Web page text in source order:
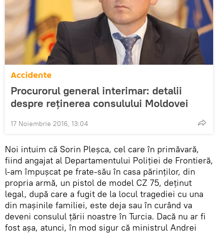
Accidente
Procurorul general interimar: detalii
despre reținerea consulului Moldovei
17 Noiembrie 2016, 13:04
Noi intuim că Sorin Pleșca, cel care în primăvară,
fiind angajat al Departamentului Poliției de Frontieră,
l-am împușcat pe frate-său în casa părinților, din
propria armă, un pistol de model CZ 75, deținut
legal, după care a fugit de la locul tragediei cu una
din mașinile familiei, este deja sau în curând va
deveni consulul țării noastre în Turcia. Dacă nu ar fi
fost așa, atunci, în mod sigur că ministrul Andrei